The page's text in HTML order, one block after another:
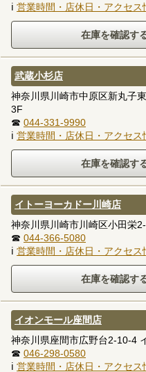
ℹ 営業時間・店休日・アクセス
武蔵小杉店
神奈川県川崎市中原区新丸子
3F
☎ 044-331-9990
ℹ 営業時間・店休日・アクセス
イトーヨーカドー川崎店
神奈川県川崎市川崎区小田栄
☎ 044-366-5080
ℹ 営業時間・店休日・アクセス
イオンモール座間店
神奈川県座間市広野台2-10-4
☎ 046-298-0580
ℹ 営業時間・店休日・アクセス